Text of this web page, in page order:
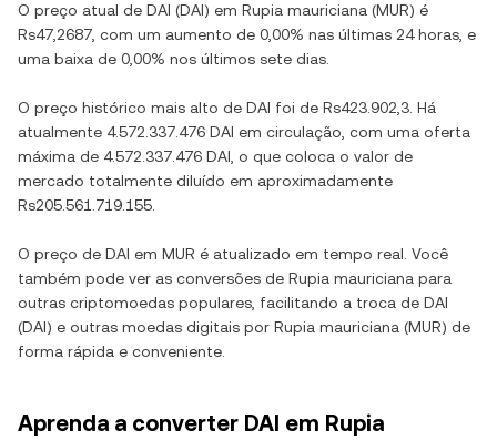
O preço atual de DAI (DAI) em Rupia mauriciana (MUR) é
Rs47,2687 , com um aumento de 0,00% nas últimas 24 horas, e
uma baixa de 0,00% nos últimos sete dias.
O preço histórico mais alto de DAI foi de Rs423.902,3 . Há
atualmente 4.572.337.476 DAI em circulação, com uma oferta
máxima de 4.572.337.476 DAI , o que coloca o valor de
mercado totalmente diluído em aproximadamente
Rs205.561.719.155
O preço de DAI em MUR é atualizado em tempo real. Você
também pode ver as conversões de Rupia mauriciana para
outras criptomoedas populares, facilitando a troca de DAI
(DAI) e outras moedas digitais por Rupia mauriciana (MUR) de
forma rápida e conveniente.
Aprenda a converter DAI em Rupia